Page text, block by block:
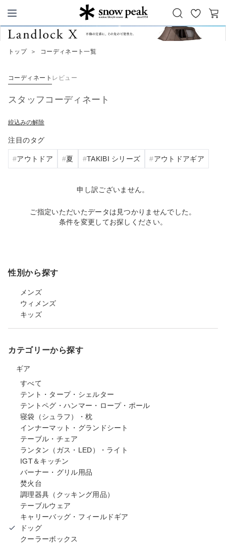
Snow Peak
お
気
カ
トップ ＞ コーディネート一覧
コーディネート レビュー
スタッフコーディネート
絞込みの解除
注目のタグ
アウトドア 夏 TAKIBI シリーズ アウトドアギア
申し訳ございません。
ご指定いただいたデータは見つかりませんでした。
条件を変更してお探しください。
性別から探す
メンズ
ウィメンズ
キッズ
カテゴリーから探す
ギア
すべて
テント・タープ・シェルター
テントペグ・ハンマー・ロープ・ポール
寝袋（シュラフ）・枕
インナーマット・グランドシート
テーブル・チェア
ランタン（ガス・LED）・ライト
IGT＆キッチン
バーナー・グリル用品
焚火台
調理器具（クッキング用品）
テーブルウェア
キャリーバッグ・フィールドギア
ドッグ
クーラーボックス